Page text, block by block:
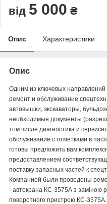
від 5 000 ₴
Опис Характеристики
Опис
Одним из ключевых
ремонт и обслуживание
автовышки, экскаваторы,
необходимые документы
том числе диагностика и
обслуживание с отметками в
готовы предложить вам
предоставлением
поставку запасных частей к
Компанией были проведены
- автокрана КС-3575А з заміною
поворотного пристрою КС-